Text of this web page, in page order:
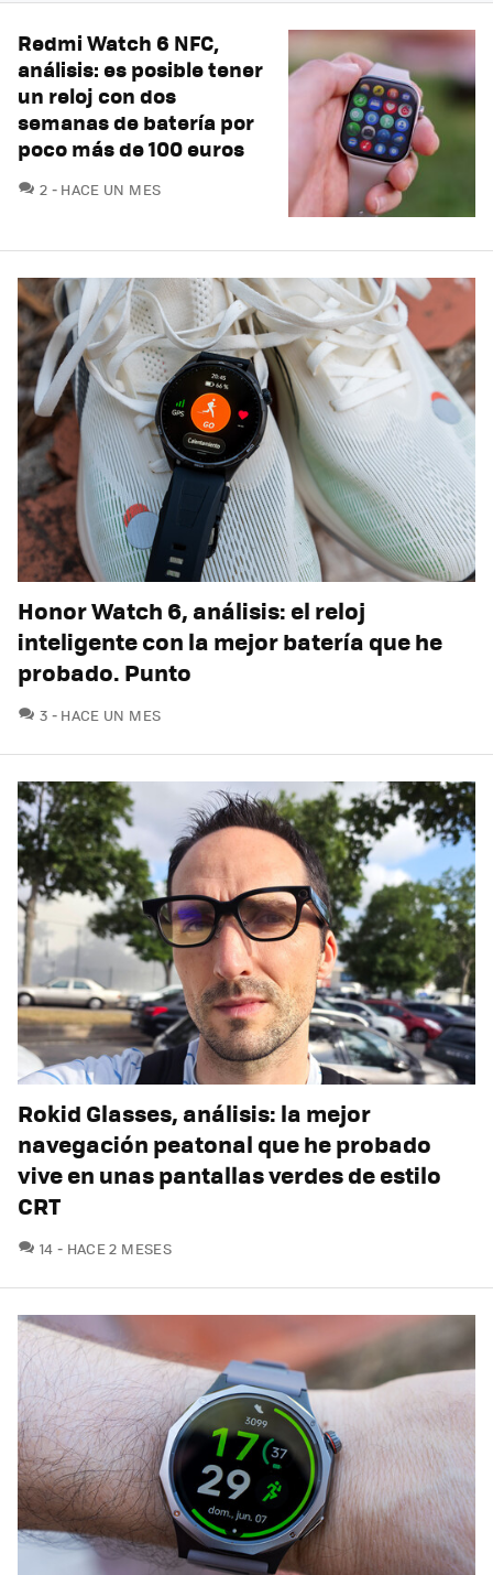
Redmi Watch 6 NFC,
análisis: es posible tener
un reloj con dos
semanas de batería por
poco más de 100 euros
2 COMENTARIOS
HACE UN MES
Honor Watch 6, análisis: el reloj
inteligente con la mejor batería que he
probado. Punto
3 COMENTARIOS
HACE UN MES
Rokid Glasses, análisis: la mejor
navegación peatonal que he probado
vive en unas pantallas verdes de estilo
CRT
14 COMENTARIOS
HACE 2 MESES